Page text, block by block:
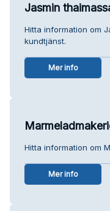
Jasmin
Hitta information om
kundtjänst.
Mer info
Hitta information om
Mer info